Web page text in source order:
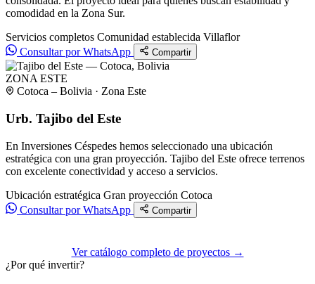
comodidad en la Zona Sur.
Servicios completos Comunidad establecida Villaflor
Consultar por WhatsApp
Compartir
ZONA ESTE
Cotoca – Bolivia · Zona Este
Urb. Tajibo del Este
En Inversiones Céspedes hemos seleccionado una ubicación
estratégica con una gran proyección. Tajibo del Este ofrece terrenos
con excelente conectividad y acceso a servicios.
Ubicación estratégica Gran proyección Cotoca
Consultar por WhatsApp
Compartir
Ver catálogo completo de proyectos →
¿Por qué invertir?